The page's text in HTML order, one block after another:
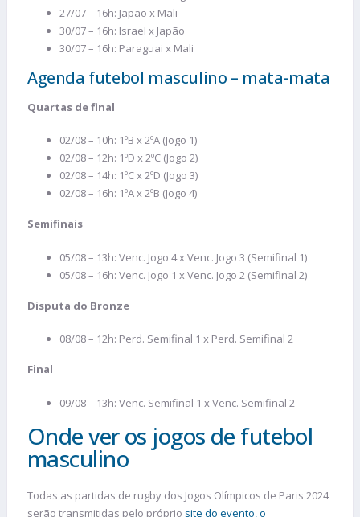
27/07 – 16h: Japão x Mali
30/07 – 16h: Israel x Japão
30/07 – 16h: Paraguai x Mali
Agenda futebol masculino – mata-mata
Quartas de final
02/08 – 10h: 1ºB x 2ºA (Jogo 1)
02/08 – 12h: 1ºD x 2ºC (Jogo 2)
02/08 – 14h: 1ºC x 2ºD (Jogo 3)
02/08 – 16h: 1ºA x 2ºB (Jogo 4)
Semifinais
05/08 – 13h: Venc. Jogo 4 x Venc. Jogo 3 (Semifinal 1)
05/08 – 16h: Venc. Jogo 1 x Venc. Jogo 2 (Semifinal 2)
Disputa do Bronze
08/08 – 12h: Perd. Semifinal 1 x Perd. Semifinal 2
Final
09/08 – 13h: Venc. Semifinal 1 x Venc. Semifinal 2
Onde ver os jogos de futebol
masculino
Todas as partidas de rugby dos Jogos Olímpicos de Paris 2024
serão transmitidas pelo próprio site do evento, o